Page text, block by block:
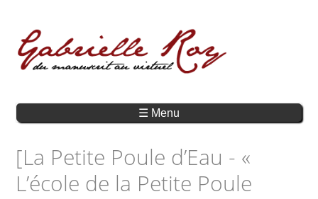
☰ Menu
[La Petite Poule d’Eau - «
L’école de la Petite Poule